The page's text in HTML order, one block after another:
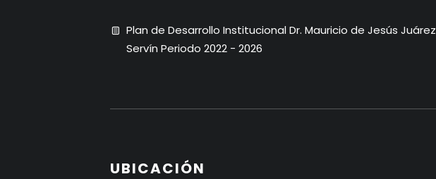
Plan de Desarrollo Institucional Dr. Mauricio de Jesús Juárez
Servín Periodo 2022 - 2026
UBICACIÓN